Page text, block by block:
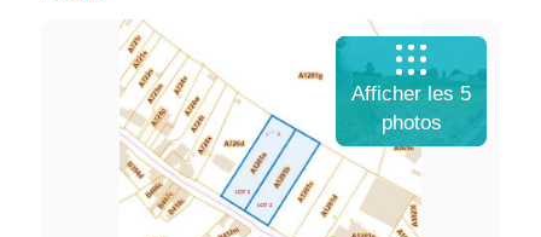
Afficher les 5
photos